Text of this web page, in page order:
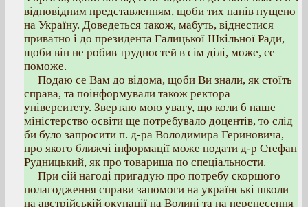
відповідним представленням, щоби тих панів пущено
на Україну. Доведеться також, мабуть, віднестися
приватно і до президента Галицької Шкільної Ради,
щоби він не робив трудностей в сім ділі, може, се
поможе.
Подаю се Вам до відома, щоби Ви знали, як стоїть
справа, та поінформували також ректора
університету. Звертаю мою увагу, що коли б наше
міністерство освіти ще потребувало доцентів, то слід
би було запросити п. д-ра Володимира Гериновича,
про якого ближчі інформації може подати д-р Стефан
Рудницький, як про товариша по спеціальности.
При сій нагоді пригадую про потребу скоршого
полагодження справи запомоги на українські школи
на австрійській окупації на Волині та на перенесення